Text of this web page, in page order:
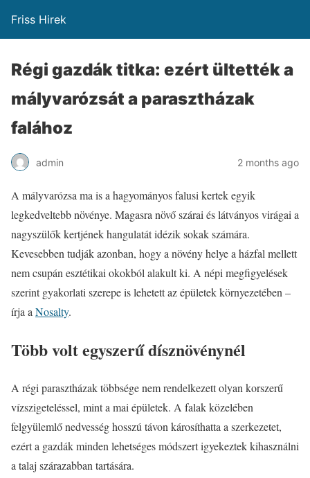
Friss Hirek
Régi gazdák titka: ezért ültették a
mályvarózsát a parasztházak
falához
admin 2 months ago
A mályvarózsa ma is a hagyományos falusi kertek egyik
legkedveltebb növénye. Magasra növő szárai és látványos virágai a
nagyszülők kertjének hangulatát idézik sokak számára.
Kevesebben tudják azonban, hogy a növény helye a házfal mellett
nem csupán esztétikai okokból alakult ki. A népi megfigyelések
szerint gyakorlati szerepe is lehetett az épületek környezetében –
írja a Nosalty.
Több volt egyszerű dísznövénynél
A régi parasztházak többsége nem rendelkezett olyan korszerű
vízszigeteléssel, mint a mai épületek. A falak közelében
felgyülemlő nedvesség hosszú távon károsíthatta a szerkezetet,
ezért a gazdák minden lehetséges módszert igyekeztek kihasználni
a talaj szárazabban tartására.